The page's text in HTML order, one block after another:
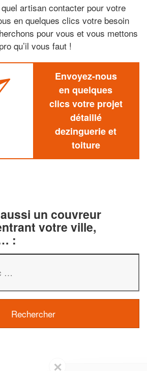
artisan contacter pour votre
en quelques clics votre besoin
pour vous et vous mettons
qu’il vous faut !
Envoyez-nous
en quelques
clics votre projet
détaillé
dezinguerie et
toiture
un couvreur
votre ville,
: